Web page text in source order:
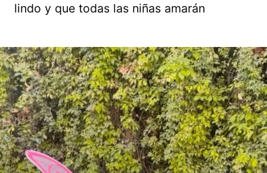
lindo y que todas las niñas amarán